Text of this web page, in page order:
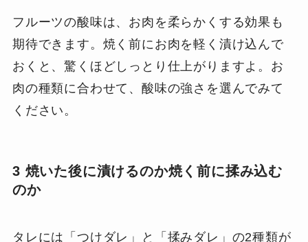
フルーツの酸味は、お肉を柔らかくする効果も
期待できます。焼く前にお肉を軽く漬け込んで
おくと、驚くほどしっとり仕上がりますよ。お
肉の種類に合わせて、酸味の強さを選んでみて
ください。
3 焼いた後に漬けるのか焼く前に揉み込む
のか
タレには「つけダレ」と「揉みダレ」の2種類が